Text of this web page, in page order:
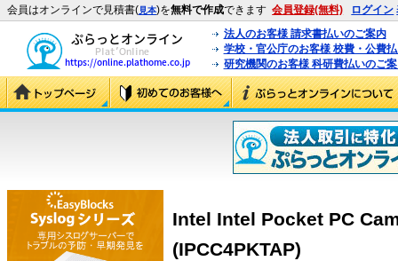
会員はオンラインで見積書(見本)を無料で作成できます 会員登録(無料) ログイン
法人のお客様 請求書払いのご案内
学校・官公庁のお客様 校費・公費
研究機関のお客様 科研費払いのご
Intel Intel Pocket PC
(IPCC4PKTAP)